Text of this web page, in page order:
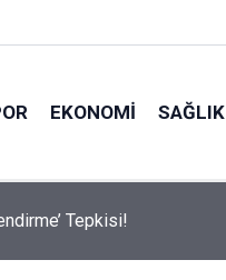
EKONOMI SAĞLIK
Almayın!